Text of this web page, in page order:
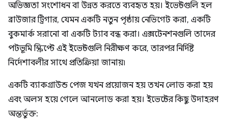
অভিজ্ঞতা সংশোধন বা উন্নত করতে ব্যবহৃত হয়। ইভেন্টগুলি হল
ব্রাউজার ট্রিগার, যেমন একটি নতুন পৃষ্ঠায় নেভিগেট করা, একটি
বুকমার্ক সরানো বা একটি ট্যাব বন্ধ করা। এক্সটেনশনগুলি তাদের
পটভূমি স্ক্রিপ্টে এই ইভেন্টগুলি নিরীক্ষণ করে, তারপর নির্দিষ্ট
নির্দেশাবলীর সাথে প্রতিক্রিয়া জানায়৷
একটি ব্যাকগ্রাউন্ড পেজ যখন প্রয়োজন হয় তখন লোড করা হয়
এবং অলস হয়ে গেলে আনলোড করা হয়। ইভেন্টের কিছু উদাহরণ
অন্তর্ভুক্ত: